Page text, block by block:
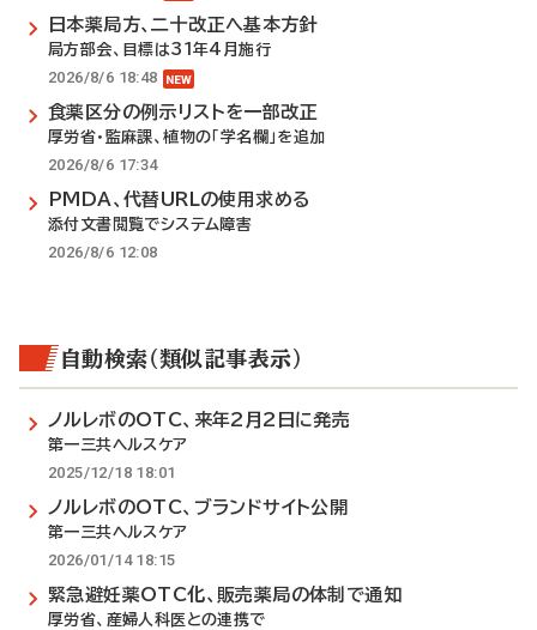
日本薬局方、二十改正へ基本方針
局方部会、目標は31年4月施行
2026/8/6 18:48
食薬区分の例示リストを一部改正
厚労省・監麻課、植物の「学名欄」を追加
2026/8/6 17:34
PMDA、代替URLの使用求める
添付文書閲覧でシステム障害
2026/8/6 12:08
自動検索（類似記事表示）
ノルレボのOTC、来年2月2日に発売
第一三共ヘルスケア
2025/12/18 18:01
ノルレボのOTC、ブランドサイト公開
第一三共ヘルスケア
2026/01/14 18:15
緊急避妊薬OTC化、販売薬局の体制で通知
厚労省、産婦人科医との連携で